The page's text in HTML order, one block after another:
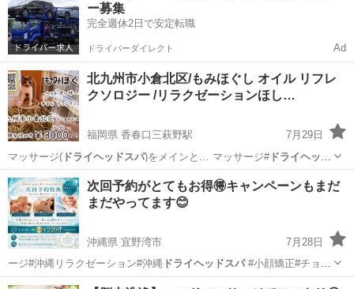
ー募集
完全週休2日で安定転職
ドライバーダイレクト Ad
北九州市小倉北区/もみほぐし オイル リフレ
クソロジー /リラクゼーションほし…
福岡県 香春口三萩野駅
7月29日
マッサージ(ドライヘッドスパ)をメインと… マッサージ#ドライヘッド
スパ#リフレク…
福岡 北九州市 香春口三萩野駅 マッサージ
ドライヘッドスパ
次回予約がとてもお得🉐キャンペーンもまだ
まだやってます😊
沖縄県 宜野湾市
7月28日
ージ#沖縄リラクゼーション#沖縄ドライヘッドスパ#小顔矯正#チョイ
サロンキング…
沖縄 宜野湾市 その他